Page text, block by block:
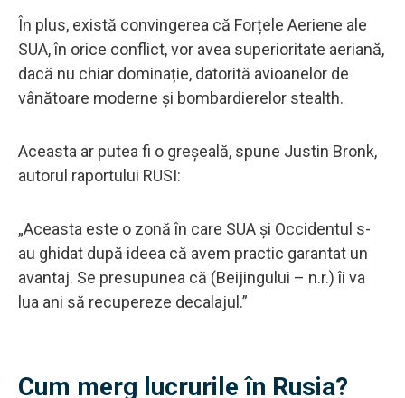
În plus, există convingerea că Forțele Aeriene ale
SUA, în orice conflict, vor avea superioritate aeriană,
dacă nu chiar dominație, datorită avioanelor de
vânătoare moderne și bombardierelor stealth.
Aceasta ar putea fi o greșeală, spune Justin Bronk,
autorul raportului RUSI:
„Aceasta este o zonă în care SUA și Occidentul s-
au ghidat după ideea că avem practic garantat un
avantaj. Se presupunea că (Beijingului – n.r.) îi va
lua ani să recupereze decalajul.”
Cum merg lucrurile în Rusia?